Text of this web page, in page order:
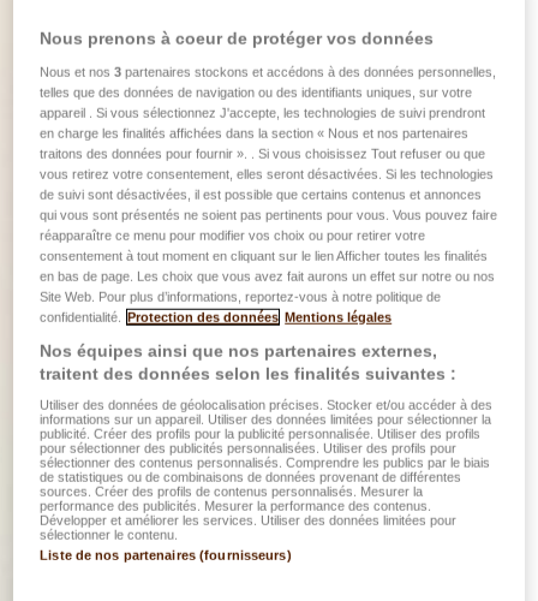
Nous prenons à coeur de protéger vos données
Nous et nos3 partenaires stockons et accédons à des données personnelles,
telles que des données de navigation ou des identifiants uniques, sur votre
appareil . Si vous sélectionnez J'accepte, les technologies de suivi prendront
en charge les finalités affichées dans la section « Nous et nos partenaires
traitons des données pour fournir ». . Si vous choisissez Tout refuser ou que
vous retirez votre consentement, elles seront désactivées. Si les technologies
de suivi sont désactivées, il est possible que certains contenus et annonces
qui vous sont présentés ne soient pas pertinents pour vous. Vous pouvez faire
réapparaître ce menu pour modifier vos choix ou pour retirer votre
consentement à tout moment en cliquant sur le lien Afficher toutes les finalités
en bas de page. Les choix que vous avez fait aurons un effet sur notre ou nos
Site Web. Pour plus d’informations, reportez-vous à notre politique de
confidentialité. Protection des données Mentions légales
Nos équipes ainsi que nos partenaires externes,
traitent des données selon les finalités suivantes :
Utiliser des données de géolocalisation précises. Stocker et/ou accéder à des
informations sur un appareil. Utiliser des données limitées pour sélectionner la
publicité. Créer des profils pour la publicité personnalisée. Utiliser des profils
pour sélectionner des publicités personnalisées. Utiliser des profils pour
sélectionner des contenus personnalisés. Comprendre les publics par le biais
de statistiques ou de combinaisons de données provenant de différentes
sources. Créer des profils de contenus personnalisés. Mesurer la
performance des publicités. Mesurer la performance des contenus.
Développer et améliorer les services. Utiliser des données limitées pour
sélectionner le contenu.
Liste de nos partenaires (fournisseurs)